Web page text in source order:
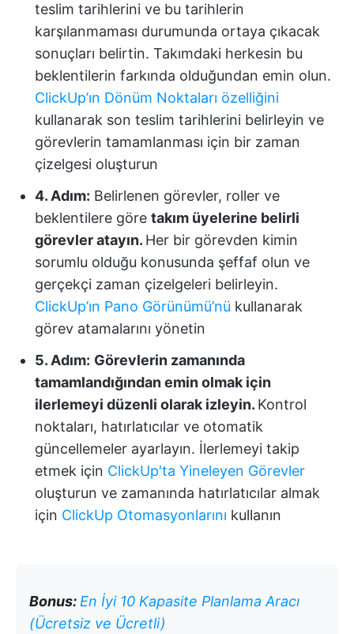
teslim tarihlerini ve bu tarihlerin
karşılanmaması durumunda ortaya çıkacak
sonuçları belirtin. Takımdaki herkesin bu
beklentilerin farkında olduğundan emin olun.
ClickUp’ın Dönüm Noktaları özelliğini
kullanarak son teslim tarihlerini belirleyin ve
görevlerin tamamlanması için bir zaman
çizelgesi oluşturun
4. Adım: Belirlenen görevler, roller ve
beklentilere göre takım üyelerine belirli
görevler atayın. Her bir görevden kimin
sorumlu olduğu konusunda şeffaf olun ve
gerçekçi zaman çizelgeleri belirleyin.
ClickUp’ın Pano Görünümü’nü kullanarak
görev atamalarını yönetin
5. Adım: Görevlerin zamanında
tamamlandığından emin olmak için
ilerlemeyi düzenli olarak izleyin. Kontrol
noktaları, hatırlatıcılar ve otomatik
güncellemeler ayarlayın. İlerlemeyi takip
etmek için ClickUp'ta Yineleyen Görevler
oluşturun ve zamanında hatırlatıcılar almak
için ClickUp Otomasyonlarını kullanın
Bonus:En İyi 10 Kapasite Planlama Aracı
(Ücretsiz ve Ücretli)